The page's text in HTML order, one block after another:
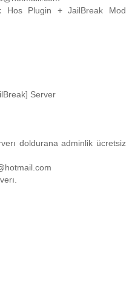
Hos Plugin + JailBreak Mod
Server
doldurana adminlik ücretsiz